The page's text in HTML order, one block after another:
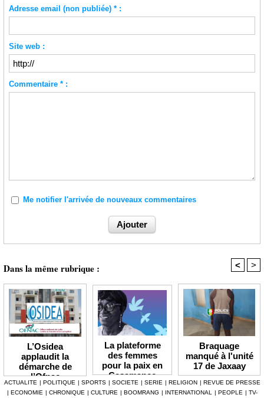
Adresse email (non publiée) * :
Site web :
Commentaire * :
Me notifier l'arrivée de nouveaux commentaires
Dans la même rubrique : < >
L’Osidea
applaudit la
démarche de
l’Ofnac
La plateforme
des femmes
pour la paix en
Casamance
lauréate du Prix
Icip 2026
Braquage
manqué à l'unité
17 de Jaxaay
ACTUALITE | POLITIQUE | SPORTS | SOCIETE | SERIE | RELIGION | REVUE DE PRESSE
| ECONOMIE | CHRONIQUE | CULTURE | BOOMRANG | INTERNATIONAL | PEOPLE | TV-